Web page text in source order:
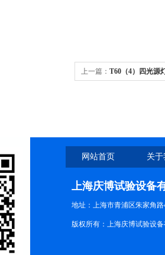
上一篇： T60（4）四光源
网站首页 关
上海庆博试验设备
地址：上海市青浦区朱家角路
版权所有：上海庆博试验设